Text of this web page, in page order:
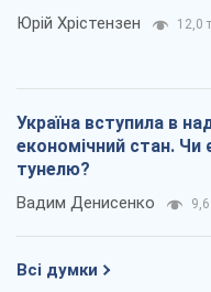
Юрій Хрістензен 12,0
Україна вступила в
економічний стан. Чи
тунелю?
Вадим Денисенко 9,6
Всі думки